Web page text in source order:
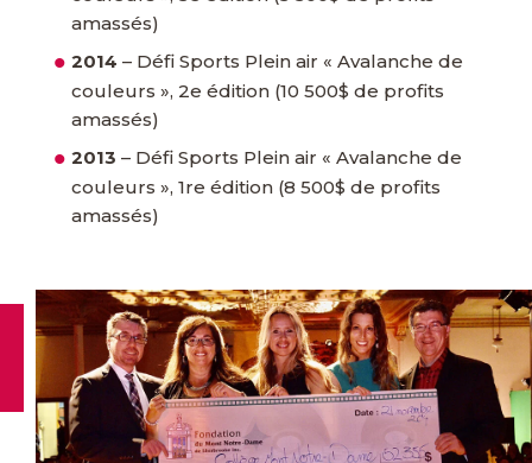
amassés)
2014 – Défi Sports Plein air « Avalanche de
couleurs », 2e édition (10 500$ de profits
amassés)
2013 – Défi Sports Plein air « Avalanche de
couleurs », 1re édition (8 500$ de profits
amassés)